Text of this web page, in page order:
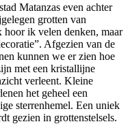
Matanzas even achter
grotten van
hoor ik velen denken, maar
Afgezien van de
kunnen we er zien hoe
met een kristallijne
verleent. Kleine
het geheel een
sterrenhemel. Een uniek
gezien in grottenstelsels.